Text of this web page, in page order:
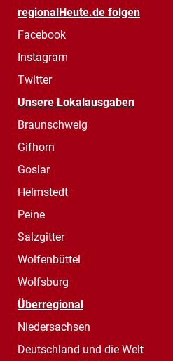
regionalHeute.de folgen
Facebook
Instagram
Twitter
Unsere Lokalausgaben
Braunschweig
Gifhorn
Goslar
Helmstedt
Peine
Salzgitter
Wolfenbüttel
Wolfsburg
Überregional
Niedersachsen
Deutschland und die Welt